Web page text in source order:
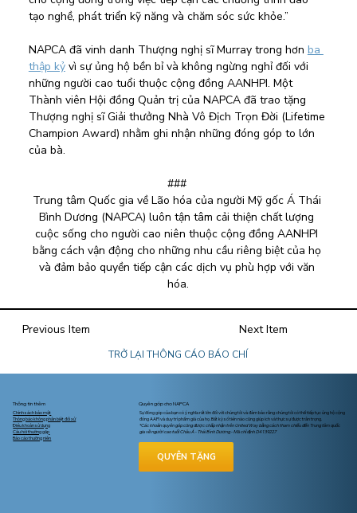
tạo nghề, phát triển kỹ năng và chăm sóc sức khỏe.”
NAPCA đã vinh danh Thượng nghị sĩ Murray trong hơn ba
thập kỷ vì sự ủng hộ bền bỉ và không ngừng nghỉ đối với
những người cao tuổi thuộc cộng đồng AANHPI. Một
Thành viên Hội đồng Quản trị của NAPCA đã trao tặng
Thượng nghị sĩ Giải thưởng Nhà Vô Địch Trọn Đời (Lifetime
Champion Award) nhằm ghi nhận những đóng góp to lớn
của bà.
###
Trung tâm Quốc gia về Lão hóa của người Mỹ gốc Á Thái
Bình Dương (NAPCA) luôn tận tâm cải thiện chất lượng
cuộc sống cho người cao niên thuộc cộng đồng AANHPI
bằng cách vận động cho những nhu cầu riêng biệt của họ
và đảm bảo quyền tiếp cận các dịch vụ phù hợp với văn
hóa.
Previous Item
TRỞ LẠI THÔNG CÁO BÁO CHÍ
Next Item
Thông tin thêm
Chính sách bảo mật
Thông báo không phân biệt đối xử
Điều khoản sử dụng
Câu hỏi thường gặp
Báo cáo thường niên
Quyên góp cho NAPCA
Sự đóng góp của bạn có ý nghĩa rất lớn đối với chúng tôi và đảm bảo rằng chúng tôi có thể tiếp tục ủng hộ cộng
đồng AAPI và duy trì phẩm giá của họ. Bất kỳ số tiền nào cũng giúp ích và thực sự được trân trọng.
*Các khoản quyên góp cũng được chấp nhận trên United Way bằng cách tham chiếu đến Trung tâm quốc
gia về người cao tuổi Châu Á - Thái Bình Dương - Mã chỉ định D4139227
QUYÊN TẶNG